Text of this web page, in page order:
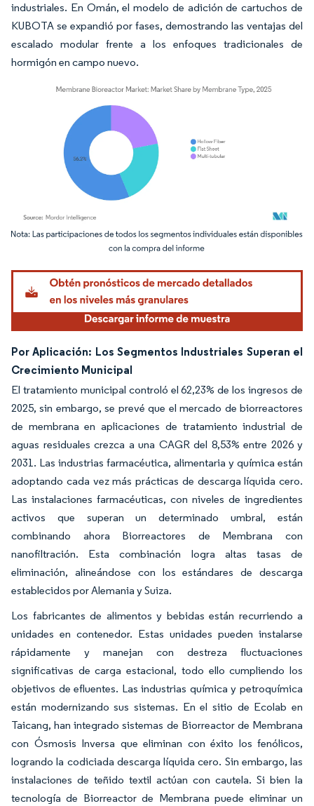
industriales. En Omán, el modelo de adición de cartuchos de
KUBOTA se expandió por fases, demostrando las ventajas del
escalado modular frente a los enfoques tradicionales de
hormigón en campo nuevo.
Imagen © Mordor Intelligence. El uso requiere atribución según CC BY 4.0.
Por Aplicación: Los Segmentos Industriales Superan el
Crecimiento Municipal
El tratamiento municipal controló el 62,23% de los ingresos de
2025, sin embargo, se prevé que el mercado de biorreactores
de membrana en aplicaciones de tratamiento industrial de
aguas residuales crezca a una CAGR del 8,53% entre 2026 y
2031. Las industrias farmacéutica, alimentaria y química están
adoptando cada vez más prácticas de descarga líquida cero.
Las instalaciones farmacéuticas, con niveles de ingredientes
activos que superan un determinado umbral, están
combinando ahora Biorreactores de Membrana con
nanofiltración. Esta combinación logra altas tasas de
eliminación, alineándose con los estándares de descarga
establecidos por Alemania y Suiza.
Los fabricantes de alimentos y bebidas están recurriendo a
unidades en contenedor. Estas unidades pueden instalarse
rápidamente y manejan con destreza fluctuaciones
significativas de carga estacional, todo ello cumpliendo los
objetivos de efluentes. Las industrias química y petroquímica
están modernizando sus sistemas. En el sitio de Ecolab en
Taicang, han integrado sistemas de Biorreactor de Membrana
con Ósmosis Inversa que eliminan con éxito los fenólicos,
logrando la codiciada descarga líquida cero. Sin embargo, las
instalaciones de teñido textil actúan con cautela. Si bien la
tecnología de Biorreactor de Membrana puede eliminar un